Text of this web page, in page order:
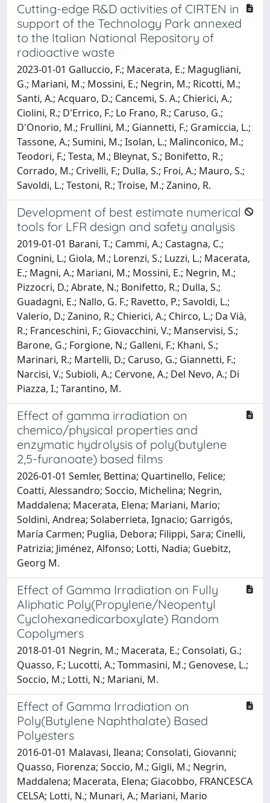
Cutting-edge R&D activities of CIRTEN in
support of the Technology Park annexed
to the Italian National Repository of
radioactive waste
2023-01-01 Galluccio, F.; Macerata, E.; Magugliani,
G.; Mariani, M.; Mossini, E.; Negrin, M.; Ricotti, M.;
Santi, A.; Acquaro, D.; Cancemi, S. A.; Chierici, A.;
Ciolini, R.; D'Errico, F.; Lo Frano, R.; Caruso, G.;
D'Onorio, M.; Frullini, M.; Giannetti, F.; Gramiccia, L.;
Tassone, A.; Sumini, M.; Isolan, L.; Malinconico, M.;
Teodori, F.; Testa, M.; Bleynat, S.; Bonifetto, R.;
Corrado, M.; Crivelli, F.; Dulla, S.; Froi, A.; Mauro, S.;
Savoldi, L.; Testoni, R.; Troise, M.; Zanino, R.
Development of best estimate numerical
tools for LFR design and safety analysis
2019-01-01 Barani, T.; Cammi, A.; Castagna, C.;
Cognini, L.; Giola, M.; Lorenzi, S.; Luzzi, L.; Macerata,
E.; Magni, A.; Mariani, M.; Mossini, E.; Negrin, M.;
Pizzocri, D.; Abrate, N.; Bonifetto, R.; Dulla, S.;
Guadagni, E.; Nallo, G. F.; Ravetto, P.; Savoldi, L.;
Valerio, D.; Zanino, R.; Chierici, A.; Chirco, L.; Da Vià,
R.; Franceschini, F.; Giovacchini, V.; Manservisi, S.;
Barone, G.; Forgione, N.; Galleni, F.; Khani, S.;
Marinari, R.; Martelli, D.; Caruso, G.; Giannetti, F.;
Narcisi, V.; Subioli, A.; Cervone, A.; Del Nevo, A.; Di
Piazza, I.; Tarantino, M.
Effect of gamma irradiation on
chemico/physical properties and
enzymatic hydrolysis of poly(butylene
2,5-furanoate) based films
2026-01-01 Semler, Bettina; Quartinello, Felice;
Coatti, Alessandro; Soccio, Michelina; Negrin,
Maddalena; Macerata, Elena; Mariani, Mario;
Soldini, Andrea; Solaberrieta, Ignacio; Garrigós,
María Carmen; Puglia, Debora; Filippi, Sara; Cinelli,
Patrizia; Jiménez, Alfonso; Lotti, Nadia; Guebitz,
Georg M.
Effect of Gamma Irradiation on Fully
Aliphatic Poly(Propylene/Neopentyl
Cyclohexanedicarboxylate) Random
Copolymers
2018-01-01 Negrin, M.; Macerata, E.; Consolati, G.;
Quasso, F.; Lucotti, A.; Tommasini, M.; Genovese, L.;
Soccio, M.; Lotti, N.; Mariani, M.
Effect of Gamma Irradiation on
Poly(Butylene Naphthalate) Based
Polyesters
2016-01-01 Malavasi, Ileana; Consolati, Giovanni;
Quasso, Fiorenza; Soccio, M.; Gigli, M.; Negrin,
Maddalena; Macerata, Elena; Giacobbo, FRANCESCA
CELSA; Lotti, N.; Munari, A.; Mariani, Mario